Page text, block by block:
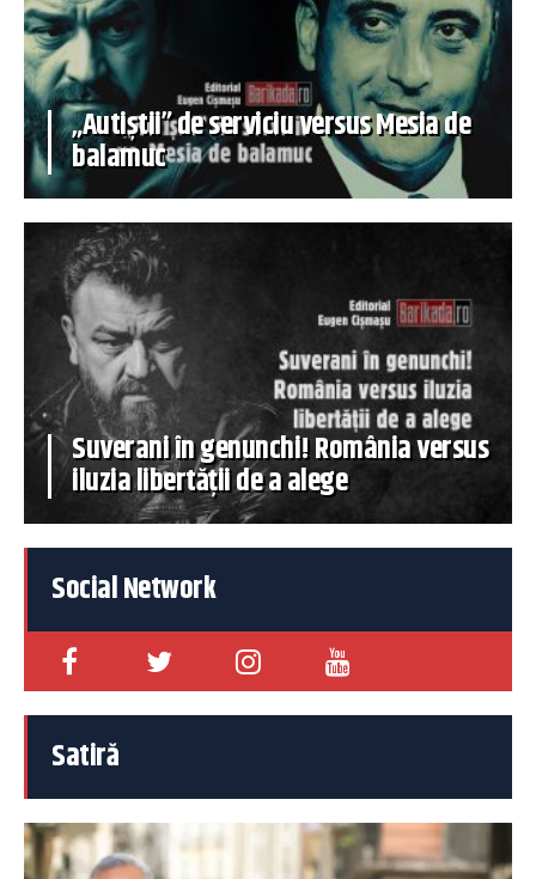
„Autiștii” de serviciu versus Mesia de
balamuc
Suverani în genunchi! România versus
iluzia libertății de a alege
Social Network
Satiră